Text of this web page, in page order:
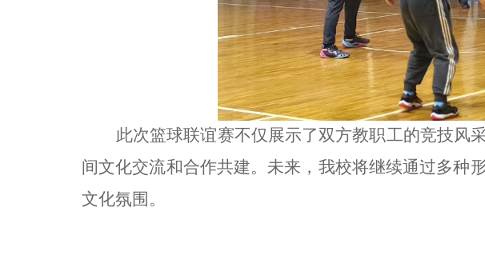
此次篮球联谊赛不仅展示了双方教职工的竞技风
间文化交流和合作共建。未来，我校将继续通过多种
文化氛围。